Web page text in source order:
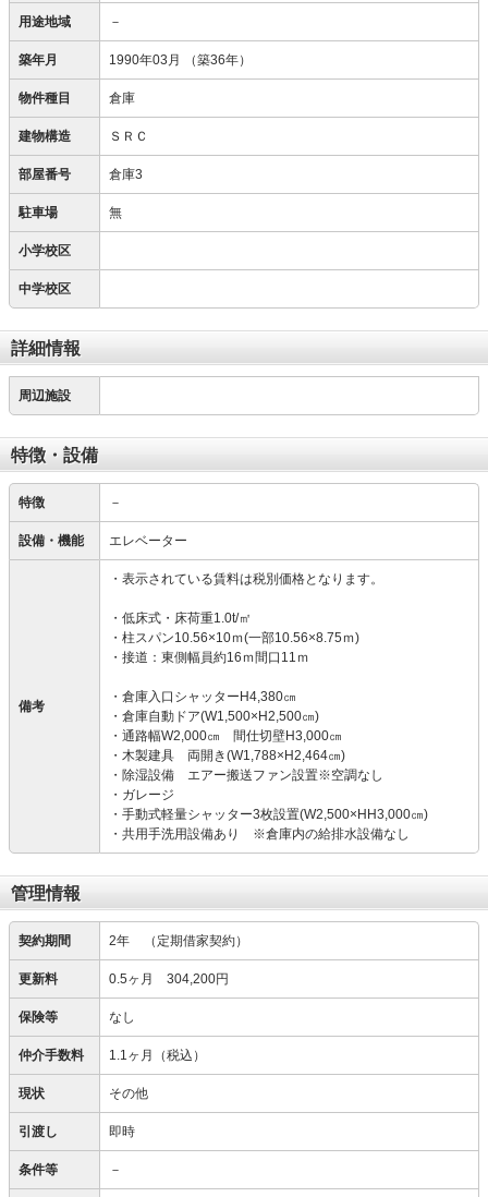
用途地域 －
築年月 1990年03月 （築36年）
物件種目 倉庫
建物構造 ＳＲＣ
部屋番号 倉庫3
駐車場 無
小学校区
中学校区
詳細情報
周辺施設
特徴・設備
特徴 －
設備・機能 エレベーター
備考
・表示されている賃料は税別価格となります。
・低床式・床荷重1.0t/㎡
・柱スパン10.56×10ｍ(一部10.56×8.75ｍ)
・接道：東側幅員約16ｍ間口11ｍ
・倉庫入口シャッターH4,380㎝
・倉庫自動ドア(W1,500×H2,500㎝)
・通路幅W2,000㎝ 間仕切壁H3,000㎝
・木製建具 両開き(W1,788×H2,464㎝)
・除湿設備 エアー搬送ファン設置※空調なし
・ガレージ
・手動式軽量シャッター3枚設置(W2,500×HH3,000㎝)
・共用手洗用設備あり ※倉庫内の給排水設備なし
管理情報
契約期間 2年 （定期借家契約）
更新料 0.5ヶ月 304,200円
保険等 なし
仲介手数料 1.1ヶ月（税込）
現状 その他
引渡し 即時
条件等 －